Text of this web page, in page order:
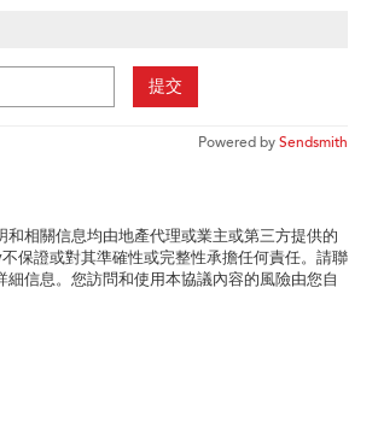
提交
Powered bySendsmith
和相關信息均由地產代理或業主或第三方提供的
保證或對其準確性或完整性承擔任何責任。請聯
細信息。您訪問和使用本協議內容的風險由您自